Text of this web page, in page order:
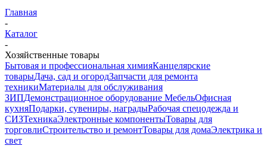
Главная
-
Каталог
-
Хозяйственные товары
Бытовая и профессиональная химияКанцелярские
товарыДача, сад и огородЗапчасти для ремонта
техникиМатериалы для обслуживания
ЗИПДемонстрационное оборудование МебельОфисная
кухняПодарки, сувениры, наградыРабочая спецодежда и
СИЗТехникаЭлектронные компонентыТовары для
торговлиСтроительство и ремонтТовары для домаЭлектрика и
свет